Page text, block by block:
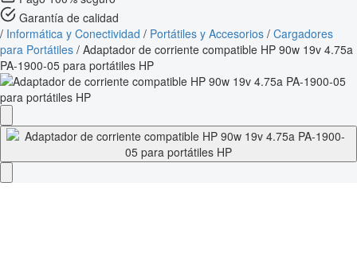
Garantía de calidad
/ Informática y Conectividad / Portátiles y Accesorios / Cargadores
para Portátiles / Adaptador de corriente compatible HP 90w 19v 4.75a
PA-1900-05 para portátiles HP